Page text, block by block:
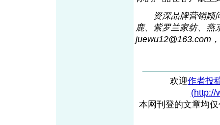
资深品牌营销顾
鹿、紫罗兰家纺、燕
juewu12@163.com
欢迎作者投
(http://
本网刊登的文章均